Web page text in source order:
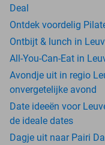
Deal
Ontdek voordelig
Ontbijt & lunch in
All-You-Can-Eat in
Avondje uit in regio
onvergetelijke avond
Date ideeën voor
de ideale dates
Dagje uit naar Pairi